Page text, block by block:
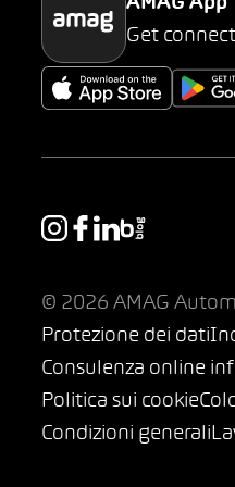
AMAG App
Get
© 2026 AMAG
Protezione dei dati
Consulenza online
Politica sui cookie
Condizioni generali